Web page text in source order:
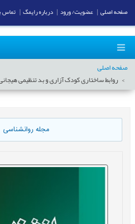
صفحه اصلی
روابط ساختاری کودک آزاری و بد تنظیمی
مجله روانشناسی
صفحه اصلی عضویت/ ورود درباره رایمگ تماس